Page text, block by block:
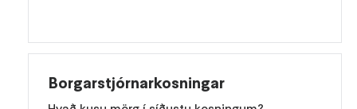
Borgarstjórnarkosningar